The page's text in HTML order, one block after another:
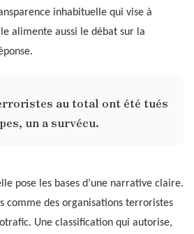
inhabituelle qui vise à
alimente aussi le débat sur la
au total ont été tués
un a survécu.
pose les bases d’une narrative claire.
comme des organisations terroristes
Une classification qui autorise,